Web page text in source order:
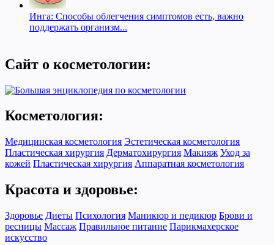
Инга: Способы облегчения симптомов есть, важно
поддержать организм...
Сайт о косметологии:
Косметология:
Медицинская косметология Эстетическая косметология
Пластическая хирургия Дерматохирургия Макияж Уход за
кожей Пластическая хирургия Аппаратная косметология
Красота и здоровье:
Здоровье Диеты Психология Маникюр и педикюр Брови и
ресницы Массаж Правильное питание Парикмахерское
искусство